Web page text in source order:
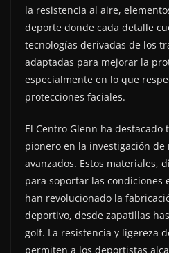
la resistencia al aire,
deporte donde cada detalle
tecnologías derivadas de los
adaptadas para mejorar la
especialmente en lo que
protecciones faciales.
El Centro Glenn ha destacado
pionero en la investigación de
avanzados. Estos materiales,
para soportar las condiciones
han revolucionado la
deportivo, desde zapatillas
golf. La resistencia y ligereza
permiten a los deportistas